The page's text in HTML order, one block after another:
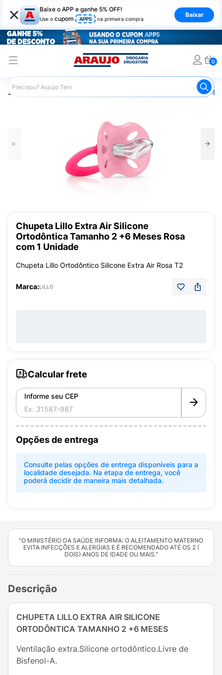
× Baixe o APP e ganhe 5% OFF!
Use o cupom APP5 na primeira compra
Baixar
0
Araujo Infantil
Chupeta Lillo Extra Air Silicone
Ortodôntica Tamanho 2 +6 Meses Rosa
com 1 Unidade
Chupeta Lillo Ortodôntico Silicone Extra Air Rosa T2
Marca:LILLO
Calcular frete
Informe seu CEP
Opções de entrega
Consulte pelas opções de entrega disponíveis para a
localidade desejada. Na etapa de entrega, você
poderá decidir de maneira mais detalhada.
"O MINISTÉRIO DA SAÚDE INFORMA: O ALEITAMENTO MATERNO
EVITA INFECÇÕES E ALERGIAS E É RECOMENDADO ATÉ OS 2 (
DOIS) ANOS DE IDADE OU MAIS."
Descrição
CHUPETA LILLO EXTRA AIR SILICONE
ORTODÔNTICA TAMANHO 2 +6 MESES
Ventilação extra.Silicone ortodôntico.Livre de
Bisfenol-A.